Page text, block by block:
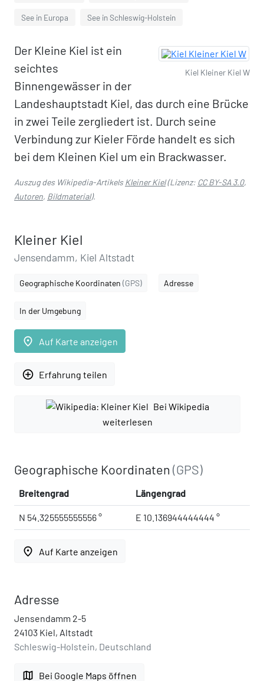
See in Europa See in Schleswig-Holstein
Kiel Kleiner Kiel W
Der Kleine Kiel ist ein
seichtes
Binnengewässer in der
Landeshauptstadt Kiel, das durch eine Brücke
in zwei Teile zergliedert ist. Durch seine
Verbindung zur Kieler Förde handelt es sich
bei dem Kleinen Kiel um ein Brackwasser.
Auszug des Wikipedia-ArtikelsKleiner Kiel(Lizenz: CC BY-SA 3.0,
Autoren, Bildmaterial).
Kleiner Kiel
Jensendamm, Kiel Altstadt
Geographische Koordinaten (GPS) Adresse
In der Umgebung
place Auf Karte anzeigen
add_circle_outline Erfahrung teilen
Bei Wikipedia
weiterlesen
Geographische Koordinaten(GPS)
Breitengrad Längengrad
N 54.325555555556 ° E 10.136944444444 °
place Auf Karte anzeigen
Adresse
Jensendamm 2-5
24103 Kiel, Altstadt
Schleswig-Holstein, Deutschland
map Bei Google Maps öffnen